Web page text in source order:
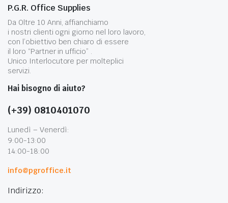
P.G.R. Office Supplies
Da Oltre 10 Anni, affianchiamo
i nostri clienti ogni giorno nel loro lavoro,
con l’obiettivo ben chiaro di essere
il loro “Partner in ufficio” .
Unico Interlocutore per molteplici
servizi.
Hai bisogno di aiuto?
(+39) 0810401070
Lunedì – Venerdì:
9:00-13:00
14:00-18:00
info@pgroffice.it
Indirizzo: